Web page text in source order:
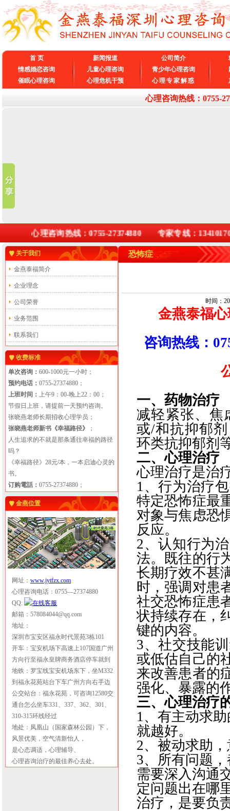
首 页 新闻报道 公司简介
情感婚恋咨询
儿童心理咨询 青少年心理咨询
催眠心理咨询
心理危机干预 心理专家解惑
心理咨询热线：0755-
心理咨询热线：0755-27374880 专家专线：
关于我们
金燕泰福简介
企业理念
公司荣誉
业务范围
联系我们
收费标准
单次咨询： 600-1000元一小时；
预约电话： 0755-27374880；
上班时间： 上午9：00-晚上22：00；
节假日上班，请提前一天预约咨询。
张晓燕老师长期招收心理学员；
张晓燕老师新书《幸福路径》
；
人生追求的不就是那条通往幸福的路径
吗？
《幸福路径》28元/本，一本启迪心灵的
书。
订购電話： 0755-27374880；
金燕位置
网址： www.jytfzx.com
心理咨询电话：0755—27374880
QQ:
邮箱：578084044@qq.com
地址：
深圳市宝安区福永时代景苑3栋101
开车：宝安机场下高速上107国道广州
方向行至福永皇牌商务酒店停车就到
地铁：罗宝线宝安机场东下，坐M332
到福永花苑站台下车广州方向右手边
公交站台：福永花苑，可咨询12580交
通台怎么坐车331、337、362、301、
310-315环线经过
地处：凤凰山（国家森林公园）下，
风景优美，空气清新怡人，
是心态调适，心理辅导、
心理咨询治疗的最佳养心去处。
恐怖症
时间：
金燕泰福
咨询热线：
一、药物治疗
减轻紧张、焦
或/和抗抑郁
环类抗抑郁剂
二、心理治疗
心理治疗是治
1 、行为治疗
特定恐怖症最
对象与焦虑恐
反应。
2 、认知行为
法。既往的行
长期疗效不甚
时，强调对患
社交恐怖症患
状持续存在，
键的内容。
3、社交技能
或低估自己的
来改善患者的
强化、暴露的
三、心理治疗
1、有主动求
就越好。
2、被动求助
3、所有问题
需要深入沟通
定问题出在哪
治疗，是要负